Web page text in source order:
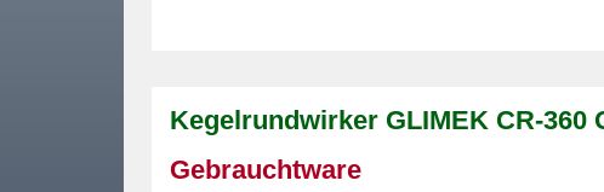
Kegelrundwirker GLIMEK CR-360
Gebrauchtware